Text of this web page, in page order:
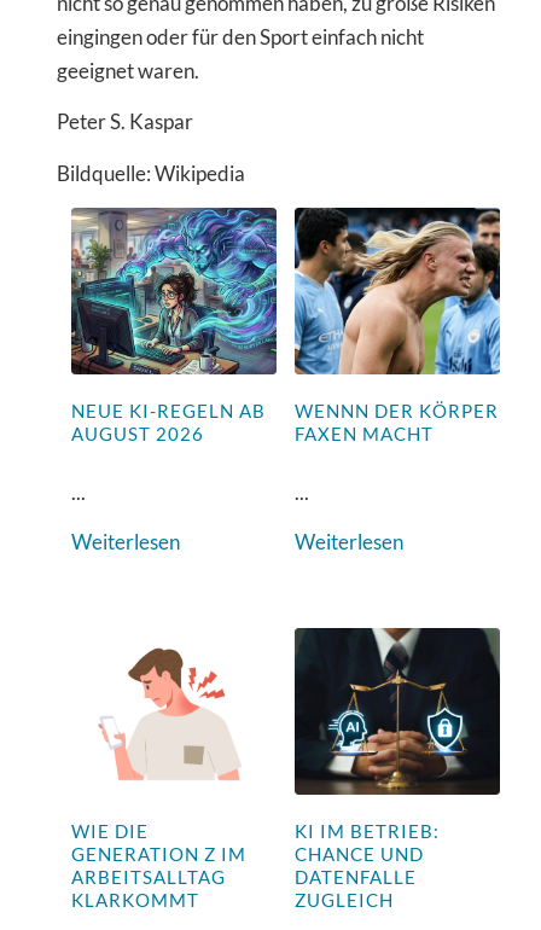
eingingen oder für den Sport einfach nicht
geeignet waren.
Peter S. Kaspar
Bildquelle: Wikipedia
NEUE KI-REGELN AB
AUGUST 2026
...
Weiterlesen
WENNN DER KÖRPER
FAXEN MACHT
...
Weiterlesen
WIE DIE
GENERATION Z IM
ARBEITSALLTAG
KLARKOMMT
KI IM BETRIEB:
CHANCE UND
DATENFALLE
ZUGLEICH